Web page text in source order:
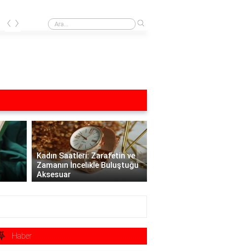
Hangi araba hangi ülkeye ait logo?
‹ ›
Kadın Saatleri: Zarafetin ve
Zamanın İncelikle Buluştuğu
Aksesuar
›
Haber